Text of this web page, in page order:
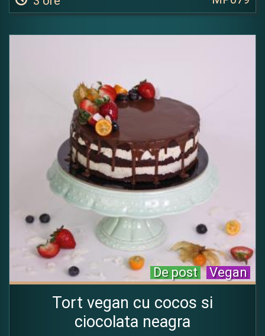
Vegan
De post
Tort vegan cu cocos si
ciocolata neagra